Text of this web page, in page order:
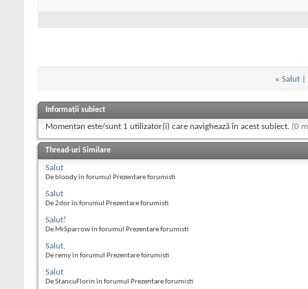
« Salut|
Informații subiect
Momentan este/sunt 1 utilizator(i) care navighează în acest subiect. (0
Thread-uri Similare
Salut
De bloody în forumul Prezentare forumisti
Salut
De 2dor în forumul Prezentare forumisti
Salut!
De MrSparrow în forumul Prezentare forumisti
Salut,
De remy în forumul Prezentare forumisti
Salut
De StancuFlorin în forumul Prezentare forumisti